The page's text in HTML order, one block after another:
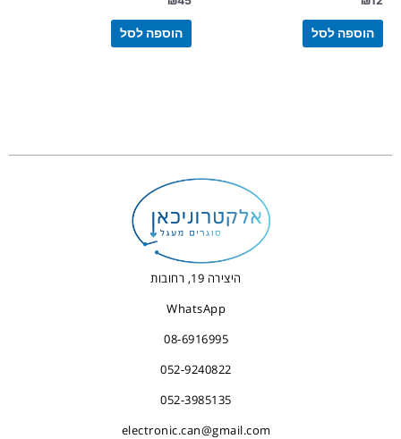
הוספה לסל הוספה לסל
היצירה 19, רחובות
WhatsApp
08-6916995
052-9240822
052-3985135
electronic.can@gmail.com